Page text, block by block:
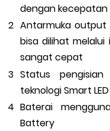
dengan kecepatan
Antarmuka output
bisa dilihat
sangat cepat
Status
teknologi Smart LED
Baterai
Battery